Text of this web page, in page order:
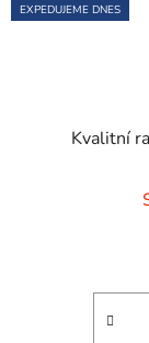
EXPEDUJEME DNES
Kvalitní